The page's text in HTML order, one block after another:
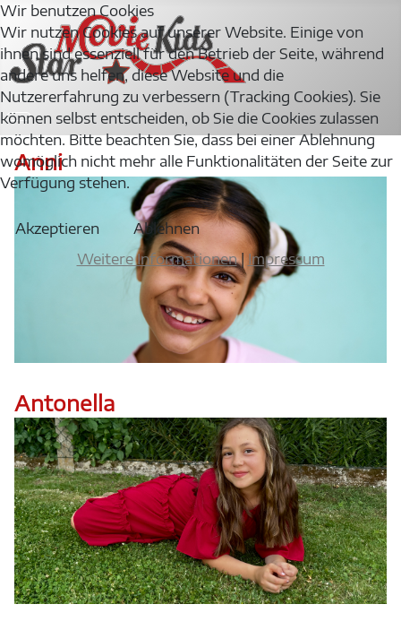
Anni
Antonella
Wir benutzen Cookies
Wir nutzen Cookies auf unserer Website. Einige von
ihnen sind essenziell für den Betrieb der Seite, während
andere uns helfen, diese Website und die
Nutzererfahrung zu verbessern (Tracking Cookies). Sie
können selbst entscheiden, ob Sie die Cookies zulassen
möchten. Bitte beachten Sie, dass bei einer Ablehnung
womöglich nicht mehr alle Funktionalitäten der Seite zur
Verfügung stehen.
Akzeptieren
Ablehnen
Weitere Informationen| Impressum